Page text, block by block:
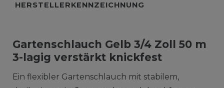
HERSTELLERKENNZEICHNUNG
Gartenschlauch Gelb 3/4 Zoll 50 m
3-lagig verstärkt knickfest
Ein flexibler Gartenschlauch mit stabilem,